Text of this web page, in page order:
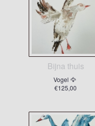
Bijna thuis
Vogel 🦅
€125,00